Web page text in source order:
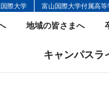
際大学 富山国際大学付属高等
地域の皆さまへ
キャンパスラ